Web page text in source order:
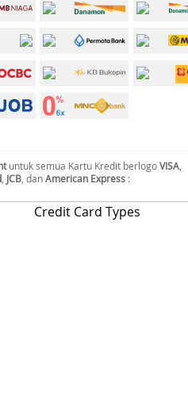
untuk semua Kartu Kredit berlogoVISA
JCB , danAmerican Express :